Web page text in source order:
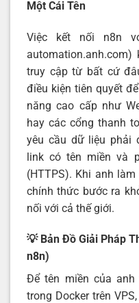
Một Cái Tên
Việc kết nối n8n
truy cập từ bất cứ
điều kiện tiên quyết
năng cao cấp như
hay các cổng thanh
yêu cầu dữ liệu phải
link có tên miền và
(HTTPS). Khi anh
chính thức bước ra
nối với cả thế giới.
💡 Bản Đồ Giải Pháp
n8n)
Để tên miền của
trong Docker trên